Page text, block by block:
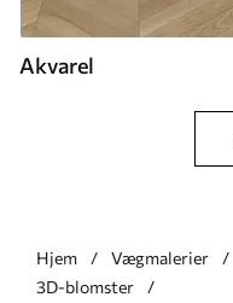
Akvarel
Hjem Vægmalerier
3D-blomster